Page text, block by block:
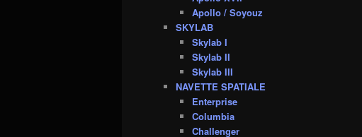
Apollo / Soyouz
SKYLAB
Skylab I
Skylab II
Skylab III
NAVETTE SPATIALE
Enterprise
Columbia
Challenger